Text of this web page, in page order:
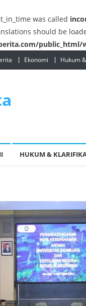
was called
should be
Ekonomi Hukum
HUKUM &